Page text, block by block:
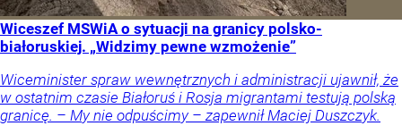
Wiceszef MSWiA o sytuacji na granicy polsko-
białoruskiej. „Widzimy pewne wzmożenie”
Wiceminister spraw wewnętrznych i administracji ujawnił, że
w ostatnim czasie Białoruś i Rosja migrantami testują polską
granicę. – My nie odpuścimy – zapewnił Maciej Duszczyk.